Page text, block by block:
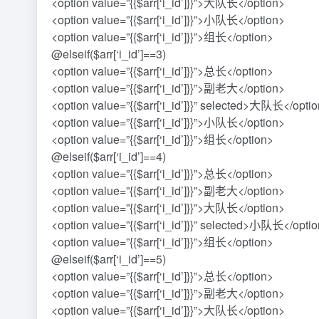
<option value=”{{$arr[‘i_id’]}}”>小队长</option>
<option value=”{{$arr[‘i_id’]}}”>组长</option>
@elseif($arr[‘i_id’]==3)
<option value=”{{$arr[‘i_id’]}}”>总长</option>
<option value=”{{$arr[‘i_id’]}}”>副老大</option>
<option value=”{{$arr[‘i_id’]}}” selected>大队长</
<option value=”{{$arr[‘i_id’]}}”>小队长</option>
<option value=”{{$arr[‘i_id’]}}”>组长</option>
@elseif($arr[‘i_id’]==4)
<option value=”{{$arr[‘i_id’]}}”>总长</option>
<option value=”{{$arr[‘i_id’]}}”>副老大</option>
<option value=”{{$arr[‘i_id’]}}”>大队长</option>
<option value=”{{$arr[‘i_id’]}}” selected>小队长</
<option value=”{{$arr[‘i_id’]}}”>组长</option>
@elseif($arr[‘i_id’]==5)
<option value=”{{$arr[‘i_id’]}}”>总长</option>
<option value=”{{$arr[‘i_id’]}}”>副老大</option>
<option value=”{{$arr[‘i_id’]}}”>大队长</option>